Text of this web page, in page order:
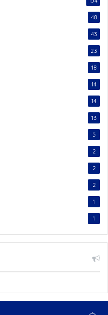
48
43
23
18
14
14
13
5
2
2
2
1
1